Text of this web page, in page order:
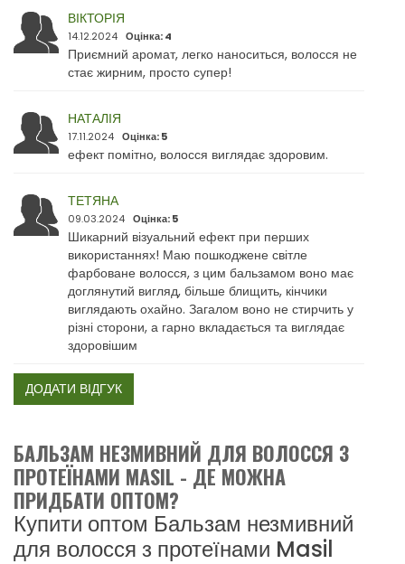
ВІКТОРІЯ
14.12.2024 Оцінка: 4
Приємний аромат, легко наноситься, волосся не
стає жирним, просто супер!
НАТАЛІЯ
17.11.2024 Оцінка: 5
ефект помітно, волосся виглядає здоровим.
ТЕТЯНА
09.03.2024 Оцінка: 5
Шикарний візуальний ефект при перших
використаннях! Маю пошкоджене світле
фарбоване волосся, з цим бальзамом воно має
доглянутий вигляд, більше блищить, кінчики
виглядають охайно. Загалом воно не стирчить у
різні сторони, а гарно вкладається та виглядає
здоровішим
ДОДАТИ ВІДГУК
БАЛЬЗАМ НЕЗМИВНИЙ ДЛЯ ВОЛОССЯ З
ПРОТЕЇНАМИ MASIL - ДЕ МОЖНА
ПРИДБАТИ ОПТОМ?
Купити оптом Бальзам незмивний
для волосся з протеїнами Masil